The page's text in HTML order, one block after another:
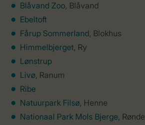
Blåvand Zoo, Blåvand
Ebeltoft
Fårup Sommerland, Blokhus
Himmelbjerget, Ry
Lønstrup
Livø, Ranum
Ribe
Natuurpark Filsø, Henne
Nationaal Park Mols Bjerge, Rønde